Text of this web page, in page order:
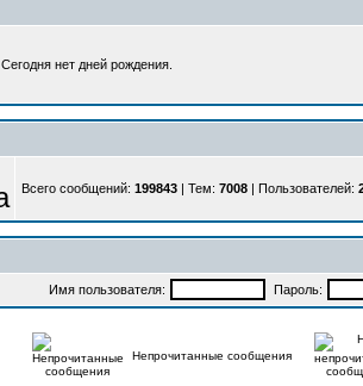
Сегодня нет дней рождения.
Всего сообщений: 199843 | Тем: 7008 | Пользователей:
Имя пользователя: Пароль:
Непрочитанные сообщения